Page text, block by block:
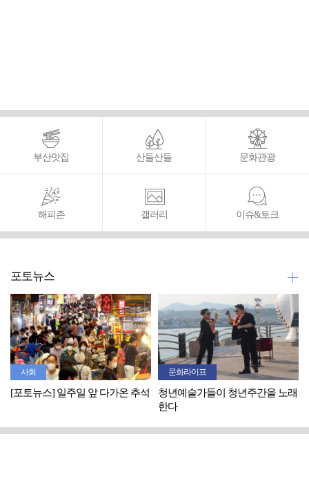
부산맛집 산들산들 문화관광
해피존 갤러리 이슈&토크
포토뉴스
사회
[포토뉴스] 일주일 앞 다가온 추석
문화라이프
청년예술가들이 청년주간을 노래
한다